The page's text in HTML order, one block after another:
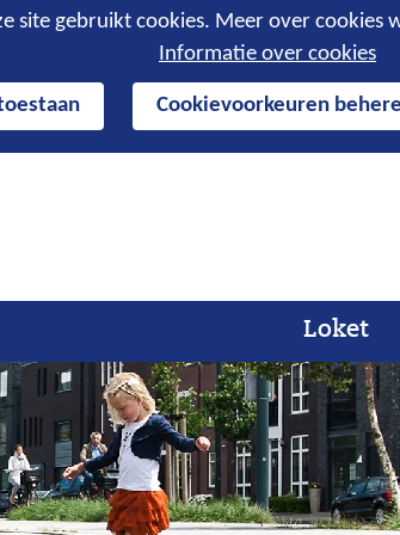
site gebruikt cookies. Meer over cookies
Informatie over cookies
Cookievoorkeuren
Loket